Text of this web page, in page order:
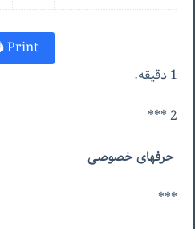
Print 🖨
1 دقیقه.
2 ***
حرفهای خصوصی
***